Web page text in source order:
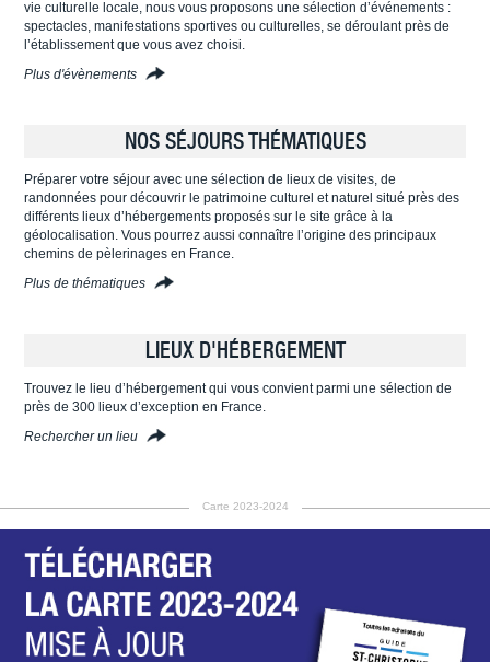
vie culturelle locale, nous vous proposons une sélection d’événements :
spectacles, manifestations sportives ou culturelles, se déroulant près de
l’établissement que vous avez choisi.
Plus d'évènements
NOS SÉJOURS THÉMATIQUES
Préparer votre séjour avec une sélection de lieux de visites, de
randonnées pour découvrir le patrimoine culturel et naturel situé près des
différents lieux d’hébergements proposés sur le site grâce à la
géolocalisation. Vous pourrez aussi connaître l’origine des principaux
chemins de pèlerinages en France.
Plus de thématiques
LIEUX D'HÉBERGEMENT
Trouvez le lieu d’hébergement qui vous convient parmi une sélection de
près de 300 lieux d’exception en France.
Rechercher un lieu
Carte 2023-2024